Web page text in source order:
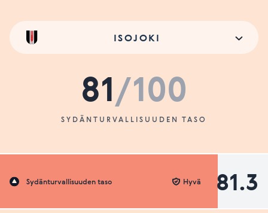
ISOJOKI
81/100
SYDÄNTURVALLISUUDEN TASO
Sydänturvallisuuden taso 81.3
Hyvä